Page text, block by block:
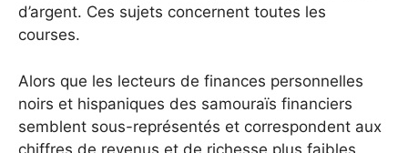
d’argent. Ces sujets concernent toutes les
courses.
Alors que les lecteurs de finances personnelles
noirs et hispaniques des samouraïs financiers
semblent sous-représentés et correspondent aux
chiffres de revenus et de richesse plus faibles